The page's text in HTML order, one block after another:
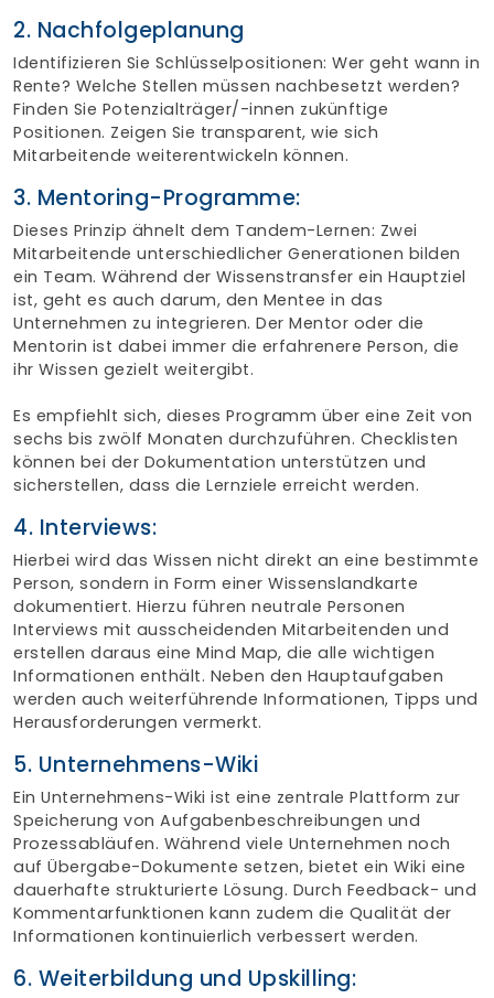
2. Nachfolgeplanung
Identifizieren Sie Schlüsselpositionen: Wer geht wann in
Rente? Welche Stellen müssen nachbesetzt werden?
Finden Sie Potenzialträger/-innen zukünftige
Positionen. Zeigen Sie transparent, wie sich
Mitarbeitende weiterentwickeln können.
3. Mentoring-Programme:
Dieses Prinzip ähnelt dem Tandem-Lernen: Zwei
Mitarbeitende unterschiedlicher Generationen bilden
ein Team. Während der Wissenstransfer ein Hauptziel
ist, geht es auch darum, den Mentee in das
Unternehmen zu integrieren. Der Mentor oder die
Mentorin ist dabei immer die erfahrenere Person, die
ihr Wissen gezielt weitergibt.
Es empfiehlt sich, dieses Programm über eine Zeit von
sechs bis zwölf Monaten durchzuführen. Checklisten
können bei der Dokumentation unterstützen und
sicherstellen, dass die Lernziele erreicht werden.
4. Interviews:
Hierbei wird das Wissen nicht direkt an eine bestimmte
Person, sondern in Form einer Wissenslandkarte
dokumentiert. Hierzu führen neutrale Personen
Interviews mit ausscheidenden Mitarbeitenden und
erstellen daraus eine Mind Map, die alle wichtigen
Informationen enthält. Neben den Hauptaufgaben
werden auch weiterführende Informationen, Tipps und
Herausforderungen vermerkt.
5. Unternehmens-Wiki
Ein Unternehmens-Wiki ist eine zentrale Plattform zur
Speicherung von Aufgabenbeschreibungen und
Prozessabläufen. Während viele Unternehmen noch
auf Übergabe-Dokumente setzen, bietet ein Wiki eine
dauerhafte strukturierte Lösung. Durch Feedback- und
Kommentarfunktionen kann zudem die Qualität der
Informationen kontinuierlich verbessert werden.
6. Weiterbildung und Upskilling: